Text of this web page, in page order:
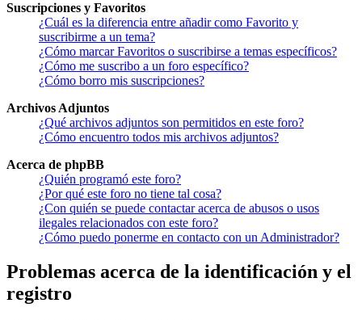
Suscripciones y Favoritos
¿Cuál es la diferencia entre añadir como Favorito y
suscribirme a un tema?
¿Cómo marcar Favoritos o suscribirse a temas específicos?
¿Cómo me suscribo a un foro específico?
¿Cómo borro mis suscripciones?
Archivos Adjuntos
¿Qué archivos adjuntos son permitidos en este foro?
¿Cómo encuentro todos mis archivos adjuntos?
Acerca de phpBB
¿Quién programó este foro?
¿Por qué este foro no tiene tal cosa?
¿Con quién se puede contactar acerca de abusos o usos
ilegales relacionados con este foro?
¿Cómo puedo ponerme en contacto con un Administrador?
Problemas acerca de la identificación y el
registro